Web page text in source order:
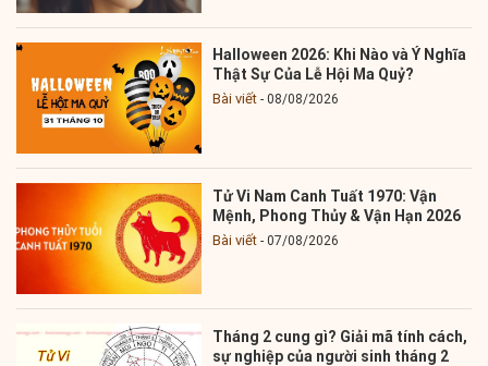
Halloween 2026: Khi Nào và Ý Nghĩa
Thật Sự Của Lễ Hội Ma Quỷ?
Bài viết 08/08/2026
Tử Vi Nam Canh Tuất 1970: Vận
Mệnh, Phong Thủy & Vận Hạn 2026
Bài viết 07/08/2026
Tháng 2 cung gì? Giải mã tính cách,
sự nghiệp của người sinh tháng 2